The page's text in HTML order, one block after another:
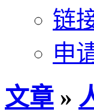
链
申
文章 »